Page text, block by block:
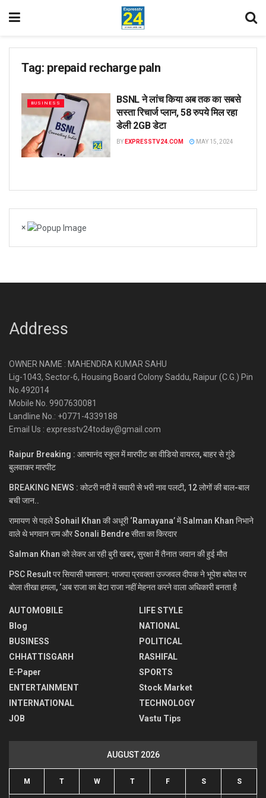
Tag: prepaid recharge paln
BUSINESS
BSNL ने लांच किया अब तक का सबसे
सस्ता रिचार्ज प्लान, 58 रुपये मिल रहा
डेली 2GB डेटा
BY EXPRESSTV24.COM MAY 15, 2024
×
Address
OWNER NAME : MAHENDRA KUMAR SAHU
Lig-1043, Sector-6, Housing Board Colony Saddu, Raipur (C.G.) Pin
No.492014
Mobile No. 9907630081
Landline No.: +0771-4339188
Email Us : expresstv24today@gmail.com
Raipur Breaking : आत्मानंद स्कूल में मारपीट का वीडियो वायरल, बाहर से गुंडे
बुलवाकर मारपीट
BREAKING NEWS : कोटरी नदी में सवारी से भरी नाव पलटी, 12 लोगों की बाल-बाल
बची जान..
रामायण से पहले Sohail Khan की अधूरी ‘Ramayana’ में Salman Khan निभाने
वाले थे भगवान राम और Sonali Bendre सीता का किरदार
Salman Khan को लेकर आ रही बुरी खबर, सुरक्षा में तैनात जवान की हुई मौत
PSC Result पर सियासी घमासान: भाजपा प्रवक्ता उज्जवल दीपक ने भूपेश बघेल पर
बोला तीखा हमला, ‘अब राजा का बेटा राजा नहीं मेहनत करने वाला अधिकारी बनता है
AUTOMOBILE
Blog
BUSINESS
CHHATTISGARH
E-Paper
ENTERTAINMENT
INTERNATIONAL
JOB
LIFE STYLE
NATIONAL
POLITICAL
RASHIFAL
SPORTS
Stock Market
TECHNOLOGY
Vastu Tips
AUGUST 2026
M T W T F S S